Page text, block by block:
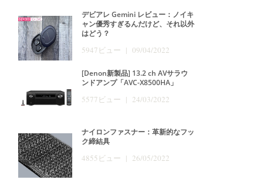
デビアレ Gemini レビュー：ノイキ
ャン優秀すぎるんだけど、それ以外
はどう？
5947ビュー | 09/04/2022
[Denon新製品] 13.2 ch AVサラウ
ンドアンプ「AVC-X8500HA」
5577ビュー | 24/03/2022
ナイロンファスナー：革新的なフッ
ク締結具
4855ビュー | 26/05/2022